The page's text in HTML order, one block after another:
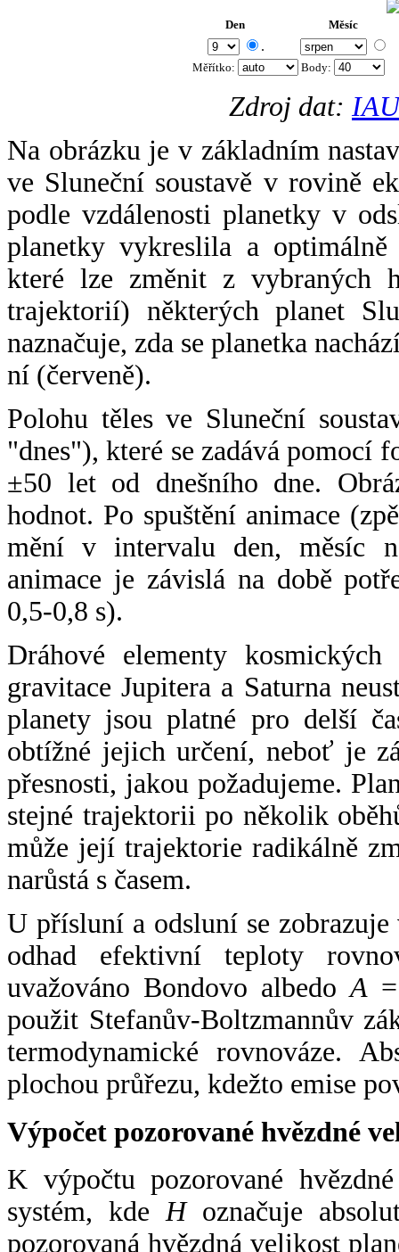
Den Měsíc
.
Měřítko: Body:
Zdroj dat:
Na obrázku je v základním
ve Sluneční soustavě v rovině
podle vzdálenosti planetky v
planetky vykreslila a
které lze změnit z vybraných
trajektorií) některých planet
naznačuje, zda se planetka
ní (červeně).
Polohu těles ve Sluneční
"dnes"), které se zadává pomocí
±50 let od dnešního dne.
hodnot. Po spuštění animace
mění v intervalu den, měsíc
animace je závislá na době
0,5-0,8 s).
Dráhové elementy
gravitace Jupitera a Saturna
planety jsou platné pro delší
obtížné jejich určení, neboť je
přesnosti, jakou požadujeme.
stejné trajektorii po několik
může její trajektorie radikálně
narůstá s časem.
U přísluní a odsluní se
odhad efektivní teploty
uvažováno Bondovo albedoA
použit Stefanův-Boltzmannův
termodynamické rovnováze.
plochou průřezu, kdežto emise
Výpočet pozorované hvězdné
K výpočtu pozorované
systém, kde Hoznačuje
pozorovaná hvězdná velikost